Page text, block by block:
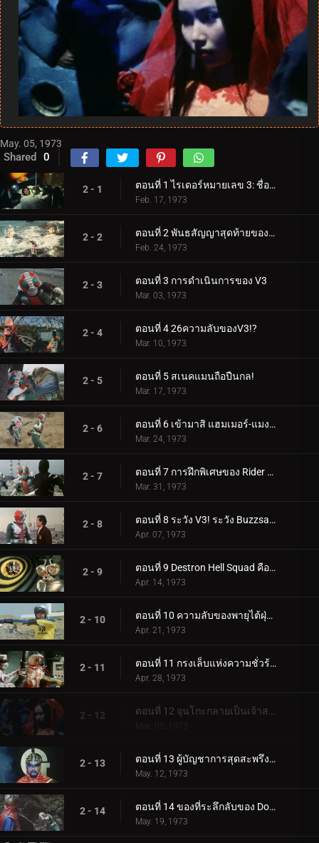
May. 05, 1973
Shared 0
2 - 1 ตอนที่ 1 ไรเดอร์หมายเลข 3: ชื่อของเขาคือ V3!
Feb. 17, 1973
2 - 2 ตอนที่ 2 พันธสัญญาสุดท้ายของ Double Riders
Feb. 24, 1973
2 - 3 ตอนที่ 3 การดำเนินการของ V3
Mar. 03, 1973
2 - 4 ตอนที่ 4 26ความลับของV3!?
Mar. 10, 1973
2 - 5 ตอนที่ 5 สเนคแมนถือปืนกล!
Mar. 17, 1973
2 - 6 ตอนที่ 6 เข้ามาสิ แฮมเมอร์-แมงกะพรุน! V3 ปลดปล่อยเทคนิคการฆ่าของคุณ!!
Mar. 24, 1973
2 - 7 ตอนที่ 7 การฝึกพิเศษของ Rider V3 ความเดือดดาล
Mar. 31, 1973
2 - 8 ตอนที่ 8 ระวัง V3! ระวัง Buzzsaw ที่น่ากลัว
Apr. 07, 1973
2 - 9 ตอนที่ 9 Destron Hell Squad คืออะไร!?
Apr. 14, 1973
2 - 10 ตอนที่ 10 ความลับของพายุไต้ฝุ่นคู่
Apr. 21, 1973
2 - 11 ตอนที่ 11 กรงเล็บแห่งความชั่วร้ายเอื้อมมือออกไปสำหรับ V3!!
Apr. 28, 1973
2 - 12
May. 05, 1973
2 - 13 ตอนที่ 13 ผู้บัญชาการสุดสะพรึง: หมอจี!
May. 12, 1973
2 - 14 ตอนที่ 14 ของที่ระลึกลับของ Double Riders
May. 19, 1973